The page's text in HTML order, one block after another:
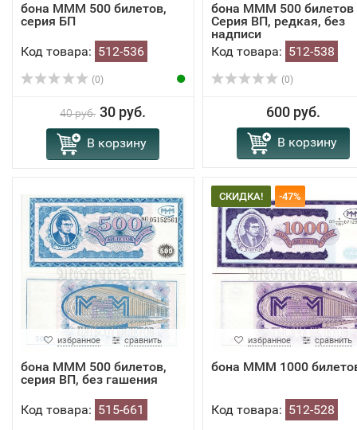
бона МММ 500 билетов,
серия БП
Код товара: 512-536
(0)
40 руб. 30 руб.
В корзину
бона МММ 500 билетов
Серия ВП, редкая, без
надписи
Код товара: 512-538
(0)
600 руб.
В корзину
избранное сравнить
​​​бона МММ 500 билетов,
серия ВП, без гашения
Код товара: 515-661
СКИДКА! -47%
избранное сравнить
бона МММ 1000
Код товара: 512-528